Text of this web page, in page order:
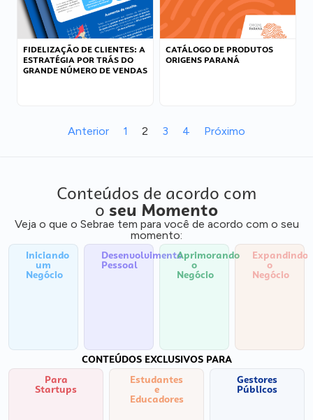
FIDELIZAÇÃO DE CLIENTES: A
ESTRATÉGIA POR TRÁS DO
GRANDE NÚMERO DE VENDAS
CATÁLOGO DE PRODUTOS
ORIGENS PARANÁ
Anterior 1 2 3 4 Próximo
Conteúdos de acordo com
o seu Momento
Veja o que o Sebrae tem para você de acordo com o seu
momento:
Iniciando
um
Negócio
Desenvolvimento
Pessoal
Aprimorando
o
Negócio
Expandindo
o
Negócio
CONTEÚDOS EXCLUSIVOS PARA
Para
Startups
Estudantes
e
Educadores
Gestores
Públicos